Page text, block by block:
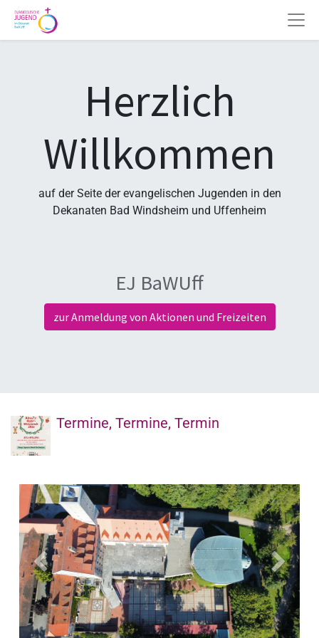
Herzlich
Willkommen
auf der Seite der evangelischen Jugenden in den
Dekanaten Bad Windsheim und Uffenheim
EJ BaWUff
zur Anmeldung von Aktionen und Freizeiten
Termine, Termine, Termin
Vorherig Weiter